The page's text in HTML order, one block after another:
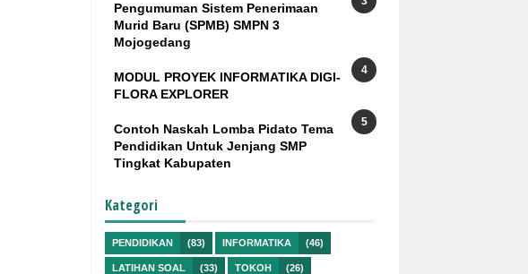
Pengumuman Sistem Penerimaan
Murid Baru (SPMB) SMPN 3
Mojogedang
MODUL PROYEK INFORMATIKA DIGI-
FLORA EXPLORER
Contoh Naskah Lomba Pidato Tema
Pendidikan Untuk Jenjang SMP
Tingkat Kabupaten
Kategori
PENDIDIKAN (83) INFORMATIKA (46)
LATIHAN SOAL (33) TOKOH (26)